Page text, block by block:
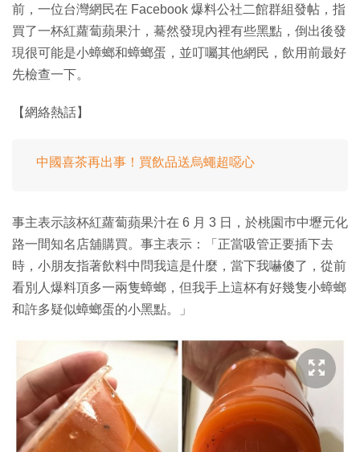
前，一位台灣網民在 Facebook 爆料公社二館群組發帖，指
買了一杯紅蘿蔔蘋果汁，驀然發現內裡有些黑點，倒出後發
現很可能是小蟑螂和蟑螂蛋，並叮囑其他網民，飲用前最好
先檢查一下。
【網絡熱話】
中國喜茶再出事！買飲品送烏蠅超噁心
事主表示該杯紅蘿蔔蘋果汁在 6 月 3 日，於桃園巿中壢元化
路一間知名店舖購買。事主表示：「正當吸管正要插下去
時，小朋友指著飲料中問我這是什麼，當下我嚇傻了，從前
看別人爆料頂多一兩隻蟑螂，但我手上這杯有好幾隻小蟑螂
和許多疑似蟑螂蛋的小黑點。」